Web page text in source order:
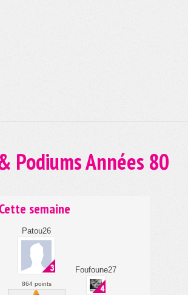
Podiums Années 80
Cette semaine
Patou26
864 points
Foufoune27